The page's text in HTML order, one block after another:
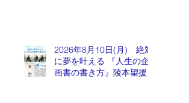
2026年8月10日(月) 絶対
に夢を叶える 『人生の企
画書の書き方』陵本望援先